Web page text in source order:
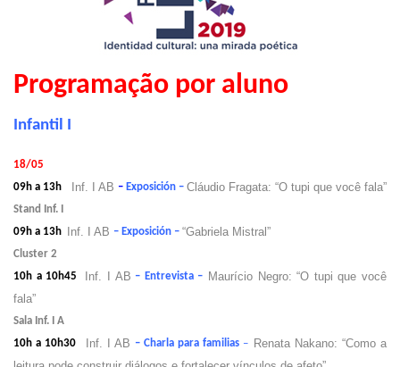
Programação por aluno
Infantil I
18/05
09h a 13h
Inf. I AB – Exposición – Cláudio Fragata: “O tupi que você fala”
Stand Inf. I
09h a 13h
Inf. I AB – Exposición – “Gabriela Mistral”
Cluster 2
10h a 10h45
Inf. I AB – Entrevista –
Maurício Negro: “O tupi que você
fala”
Sala Inf. I A
10h a 10h30 Inf. I AB – Charla para familias –
Renata Nakano: “Como a